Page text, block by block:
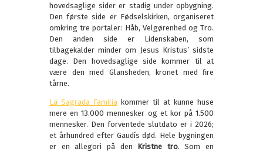
hovedsaglige sider er stadig under opbygning.
Den første side er Fødselskirken, organiseret
omkring tre portaler: Håb, Velgørenhed og Tro.
Den anden side er Lidenskaben, som
tilbagekalder minder om Jesus Kristus’ sidste
dage. Den hovedsaglige side kommer til at
være den med Glansheden, kronet med fire
tårne.
La Sagrada Familia kommer til at kunne huse
mere en 13.000 mennesker og et kor på 1.500
mennesker. Den forventede slutdato er i 2026;
et århundred efter Gaudís død. Hele bygningen
er en allegori på den
Kristne tro. Som en